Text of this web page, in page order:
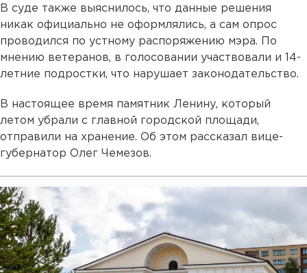
В суде также выяснилось, что данные решения
никак официально не оформлялись, а сам опрос
проводился по устному распоряжению мэра. По
мнению ветеранов, в голосовании участвовали и 14-
летние подростки, что нарушает законодательство.
В настоящее время памятник Ленину, который
летом убрали с главной городской площади,
отправили на хранение. Об этом рассказал вице-
губернатор Олег Чемезов.